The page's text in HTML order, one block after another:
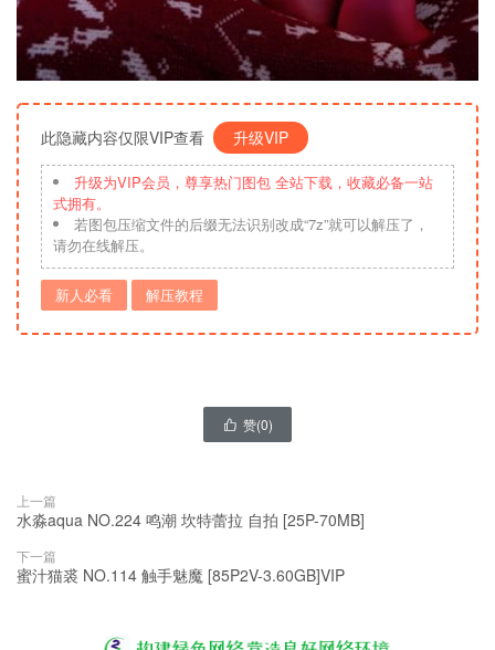
此隐藏内容仅限VIP查看 升级VIP
升级为VIP会员，尊享热门图包 全站下载，收藏必备一站
式拥有。
若图包压缩文件的后缀无法识别改成“7z”就可以解压了，
请勿在线解压。
新人必看 解压教程
 赞(0)
上一篇
水淼aqua NO.224 鸣潮 坎特蕾拉 自拍 [25P-70MB]
下一篇
蜜汁猫裘 NO.114 触手魅魔 [85P2V-3.60GB]VIP